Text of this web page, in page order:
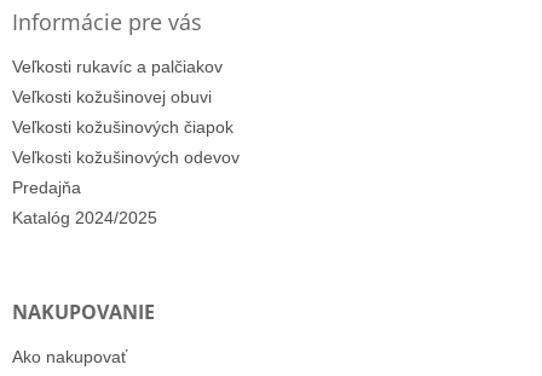
Informácie pre vás
Veľkosti rukavíc a palčiakov
Veľkosti kožušinovej obuvi
Veľkosti kožušinových čiapok
Veľkosti kožušinových odevov
Predajňa
Katalóg 2024/2025
NAKUPOVANIE
Ako nakupovať